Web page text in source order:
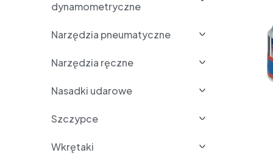
dynamometryczne
Narzędzia pneumatyczne
Narzędzia ręczne
Nasadki udarowe
Szczypce
Wkrętaki